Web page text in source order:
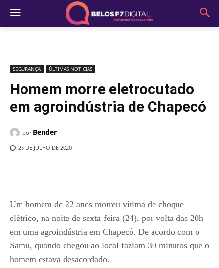
SEGURANÇA ÚLTIMAS NOTÍCIAS
Homem morre eletrocutado
em agroindústria de Chapecó
por Bender
25 DE JULHO DE 2020
Um homem de 22 anos morreu vítima de choque
elétrico, na noite de sexta-feira (24), por volta das 20h
em uma agroindústria em Chapecó. De acordo com o
Samu, quando chegou ao local faziam 30 minutos que o
homem estava desacordado.